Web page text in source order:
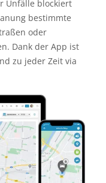
Unfälle blockiert
bestimmte
oder
Dank der App ist
zu jeder Zeit via